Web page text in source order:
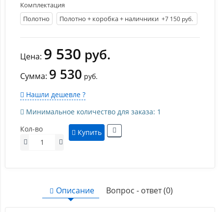
Комплектация
Полотно
Полотно + коробка + наличники +7 150 руб.
Цена: 9 530 руб.
Сумма: 9 530 руб.
Нашли дешевле ?
Минимальное количество для заказа: 1
Кол-во
Купить
Описание Вопрос - ответ (0)